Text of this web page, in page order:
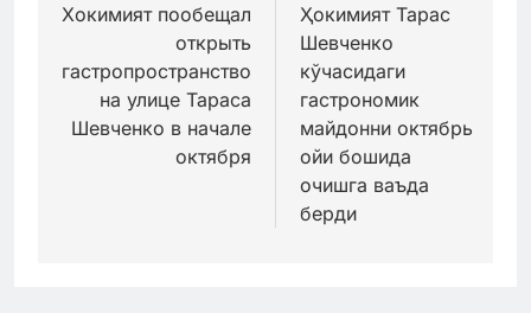
по
записям
Хокимият пообещал
открыть
гастропространство
на улице Тараса
Шевченко в начале
октября
Ҳокимият Тарас
Шевченко
кўчасидаги
гастрономик
майдонни октябрь
ойи бошида
очишга ваъда
берди